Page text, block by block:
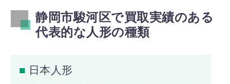
静岡市駿河区で買取実績のある
代表的な人形の種類
日本人形